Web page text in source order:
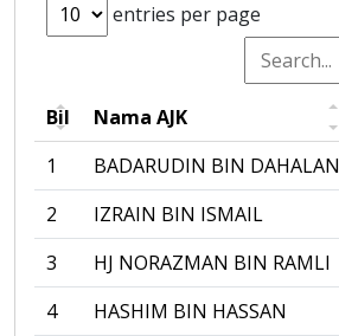
entries per page
Bil Nama AJK
1
BADARUDIN BIN DAHALAN
2
IZRAIN BIN ISMAIL
3
HJ NORAZMAN BIN RAMLI
4
HASHIM BIN HASSAN